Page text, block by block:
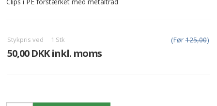
Stykpris ved 1 Stk (Før125,00)
50,00 DKK inkl. moms